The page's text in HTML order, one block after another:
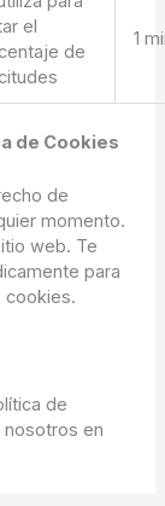
el
de
1
de Cookies
de
momento.
web. Te
para
cookies.
de
en